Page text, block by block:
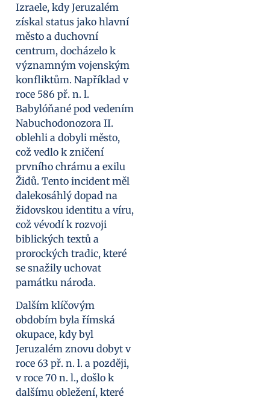
Izraele, kdy Jeruzalém
získal status jako hlavní
město a duchovní
centrum, docházelo k
významným vojenským
konfliktům. Například v
roce 586 př. n. l.
Babylóňané pod vedením
Nabuchodonozora II.
oblehli a dobyli město,
což vedlo k zničení
prvního chrámu a exilu
Židů. Tento incident měl
dalekosáhlý dopad na
židovskou identitu a víru,
což vévodí k rozvoji
biblických textů a
prorockých tradic, které
se snažily uchovat
památku národa.
Dalším klíčovým
obdobím byla římská
okupace, kdy byl
Jeruzalém znovu dobyt v
roce 63 př. n. l. a později,
v roce 70 n. l., došlo k
dalšímu obležení, které